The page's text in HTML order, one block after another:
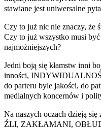
stawiane jest uniwersalne
Czy to już nic nie znaczy, że
Czy to już wszystko musi
najmożniejszych?
Jedni boją się kłamstw inni
inności,
do parteru byle jakości, do
medialnych koncernów i
Na naszych oczach dzieją się
ŹLI, ZAKŁAMANI,